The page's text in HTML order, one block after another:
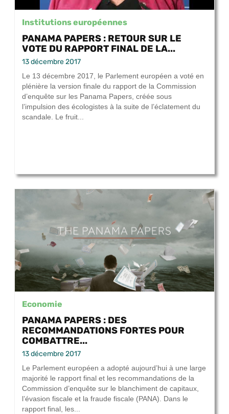
Institutions européennes
PANAMA PAPERS : RETOUR SUR LE
VOTE DU RAPPORT FINAL DE LA...
13 décembre 2017
Le 13 décembre 2017, le Parlement européen a voté en
plénière la version finale du rapport de la Commission
d’enquête sur les Panama Papers, créée sous
l’impulsion des écologistes à la suite de l’éclatement du
scandale. Le fruit...
Economie
PANAMA PAPERS : DES
RECOMMANDATIONS FORTES POUR
COMBATTRE...
13 décembre 2017
Le Parlement européen a adopté aujourd’hui à une large
majorité le rapport final et les recommandations de la
Commission d’enquête sur le blanchiment de capitaux,
l’évasion fiscale et la fraude fiscale (PANA). Dans le
rapport final, les...